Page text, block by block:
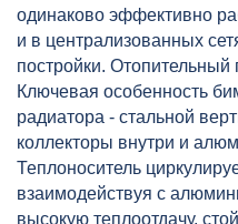
одинаково эффективно
и в централизованных
постройки.
Ключевая особенность
радиатора - стальной
коллекторы внутри и
Теплоноситель
взаимодействуя с
высокую теплоотдачу,